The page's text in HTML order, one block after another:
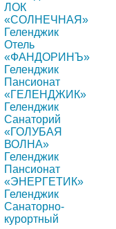
ЛОК
«СОЛНЕЧНАЯ»
Геленджик
Отель
«ФАНДОРИНЪ»
Геленджик
Пансионат
«ГЕЛЕНДЖИК»
Геленджик
Санаторий
«ГОЛУБАЯ
ВОЛНА»
Геленджик
Пансионат
«ЭНЕРГЕТИК»
Геленджик
Санаторно-
курортный